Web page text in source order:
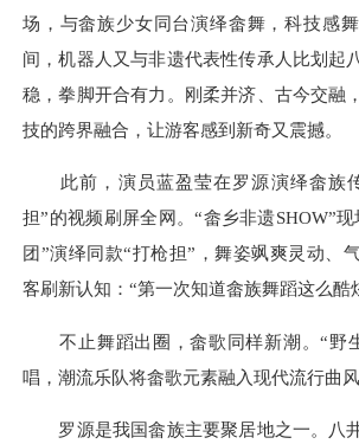
场，与畲族少女同台演绎畲舞，科技感
间，机器人又与非遗代表性传承人比划起
稳，拳脚开合有力。刚柔并济、古今交融
技的跨界融合，让游客感到新奇又震撼。
此前，演员蓝盈莹在罗源演绎畲族
担”的视频刷屏全网。“畲乡非遗SHOW”
团”演绎同款“打枪担”，舞姿飒爽灵动、
客刷新认知：“第一次知道畲族舞蹈这么酷
不止舞蹈出圈，畲歌同样新潮。“野
唱，潮流乐队将畲歌元素融入现代流行曲风
罗源是我国畲族主要聚居地之一。八井